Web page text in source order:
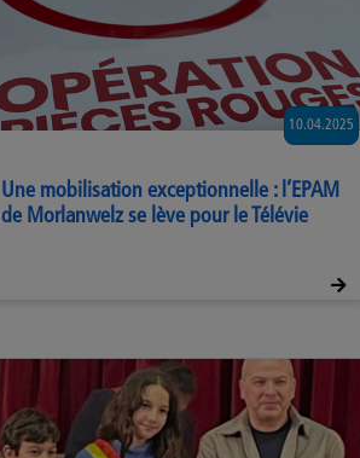
Une mobilisation exceptionnelle : l’EPAM
de Morlanwelz se lève pour le Télévie
10.04.2025